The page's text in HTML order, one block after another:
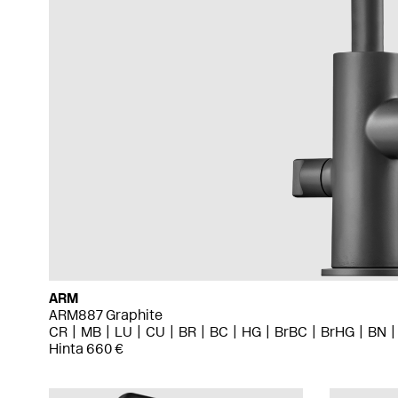
ARM
ARM887 Graphite
CR
MB LU CU BR BC HG BrBC BrHG
BN
Hinta 660 €